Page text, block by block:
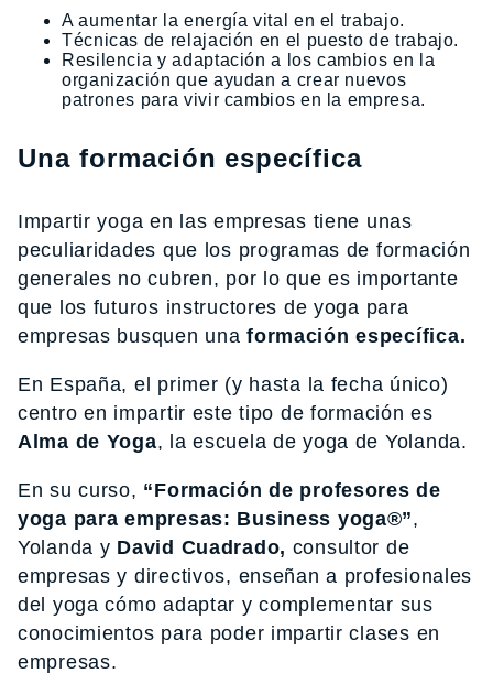
A aumentar la energía vital en el trabajo.
Técnicas de relajación en el puesto de trabajo.
Resilencia y adaptación a los cambios en la
organización que ayudan a crear nuevos
patrones para vivir cambios en la empresa.
Una formación específica
Impartir yoga en las empresas tiene unas
peculiaridades que los programas de formación
generales no cubren, por lo que es importante
que los futuros instructores de yoga para
empresas busquen unaformación específica.
En España, el primer (y hasta la fecha único)
centro en impartir este tipo de formación es
Alma de Yoga, la escuela de yoga de Yolanda.
En su curso, “Formación de profesores de
yoga para empresas: Business yoga®”,
Yolanda y David Cuadrado, consultor de
empresas y directivos, enseñan a profesionales
del yoga cómo adaptar y complementar sus
conocimientos para poder impartir clases en
empresas.